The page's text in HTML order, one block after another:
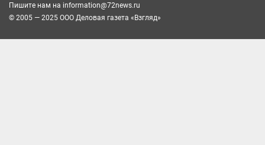
Пишите нам на information@72news.ru
© 2005 — 2025 ООО Деловая газета «Взгляд»